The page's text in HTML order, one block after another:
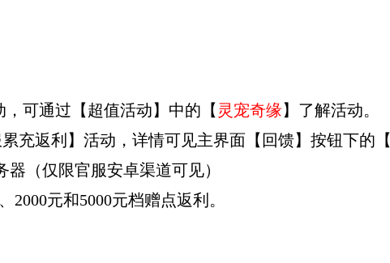
可通过【超值活动】中的【 灵宠奇缘】了解活动。
充返利】活动，详情可见主界面【回馈】按钮下的【
（仅限官服安卓渠道可见）
元和5000元档赠点返利。